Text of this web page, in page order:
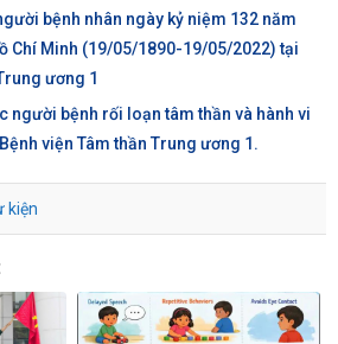
bệnh nhân ngày kỷ niệm 132 năm
Chí Minh (19/05/1890-19/05/2022) tại
ương 1
người bệnh rối loạn tâm thần và hành vi
viện Tâm thần Trung ương 1.
kiện